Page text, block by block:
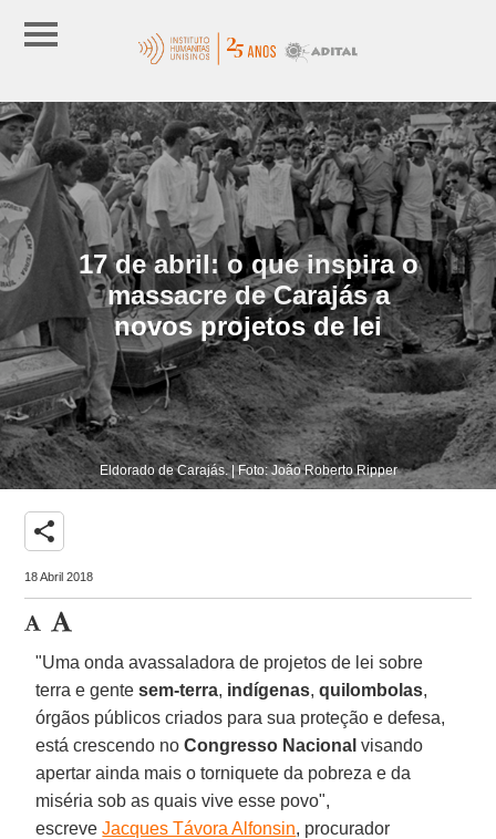
17 de abril: o que inspira o
massacre de Carajás a
novos projetos de lei
Eldorado de Carajás. | Foto: João Roberto Ripper
share
18 Abril 2018
"Uma onda avassaladora de projetos de lei sobre
terra e gentesem-terra, indígenas,quilombolas,
órgãos públicos criados para sua proteção e defesa,
está crescendo noCongresso Nacional visando
apertar ainda mais o torniquete da pobreza e da
miséria sob as quais vive esse povo",
escreveJacques Távora Alfonsin, procurador